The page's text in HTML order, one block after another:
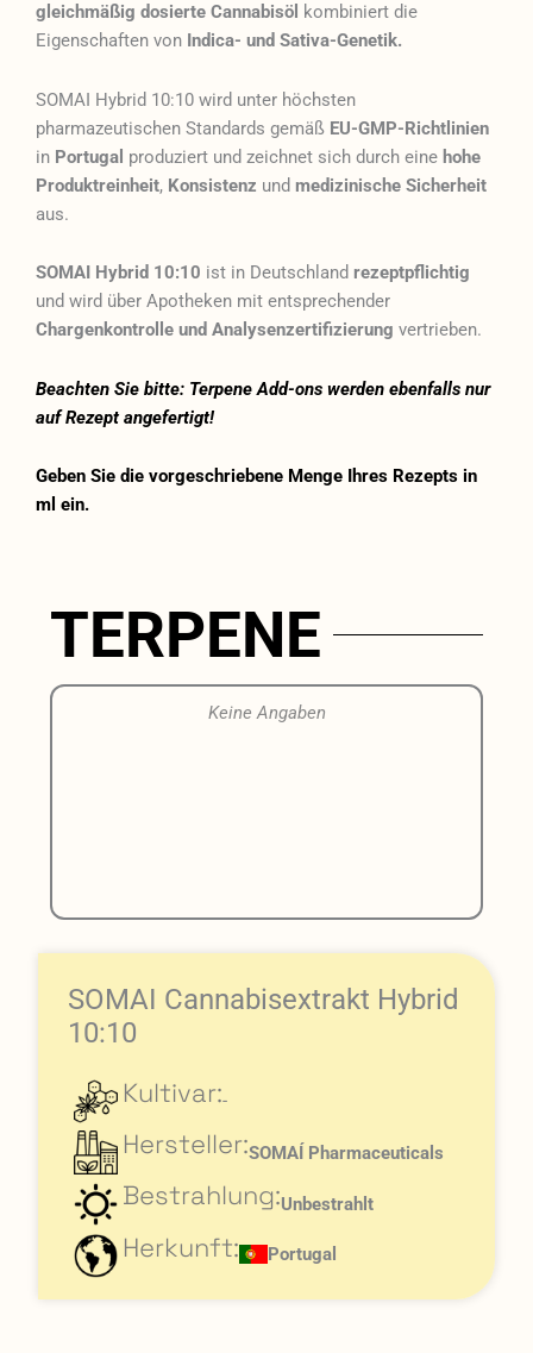
gleichmäßig dosierte Cannabisöl kombiniert die
Eigenschaften von Indica- und Sativa-Genetik.
SOMAI Hybrid 10:10 wird unter höchsten
pharmazeutischen Standards gemäß EU-GMP-Richtlinien
in Portugal produziert und zeichnet sich durch eine hohe
Produktreinheit, Konsistenz und medizinische Sicherheit
aus.
SOMAI Hybrid 10:10 ist in Deutschland rezeptpflichtig
und wird über Apotheken mit entsprechender
Chargenkontrolle und Analysenzertifizierung vertrieben.
Beachten Sie bitte: Terpene Add-ons werden ebenfalls nur
auf Rezept angefertigt!
Geben Sie die vorgeschriebene Menge Ihres Rezepts in
ml ein.
TERPENE
Keine Angaben
SOMAI Cannabisextrakt Hybrid
10:10
Kultivar:-
Hersteller:SOMAÍ Pharmaceuticals
Bestrahlung:Unbestrahlt
Herkunft: Portugal